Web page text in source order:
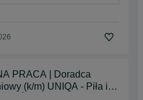
PRACA | Doradca
(k/m) UNIQA - Piła i